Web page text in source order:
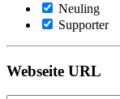
Neuling
Supporter
Webseite URL